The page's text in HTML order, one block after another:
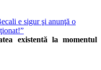
e sigur şi anunţă o
existentă la momentul